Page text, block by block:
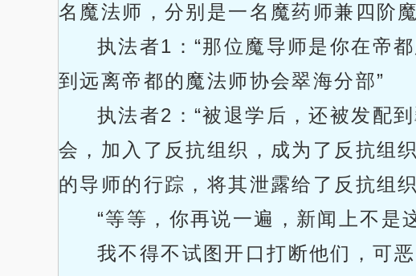
名魔法师，分别是一名魔药师兼四阶
执法者1：“那位魔导师是你在帝
到远离帝都的魔法师协会翠海分部”
执法者2：“被退学后，还被发配
会，加入了反抗组织，成为了反抗组
的导师的行踪，将其泄露给了反抗组
“等等，你再说一遍，新闻上不是
我不得不试图开口打断他们，可